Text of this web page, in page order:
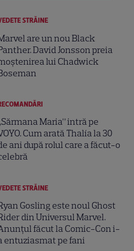
STRĂINE
are un nou Black
David Jonsson preia
lui Chadwick
Maria” intră pe
Cum arată Thalía la 30
ani după rolul care a făcut-o
STRĂINE
Gosling este noul Ghost
din Universul Marvel.
făcut la Comic-Con i-
entuziasmat pe fani